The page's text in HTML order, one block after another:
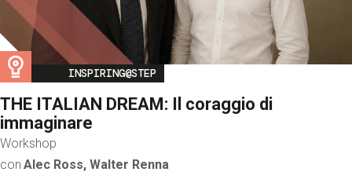
Image
INSPIRING@STEP
THE ITALIAN DREAM: Il coraggio di
immaginare
Workshop
con Alec Ross, Walter Renna